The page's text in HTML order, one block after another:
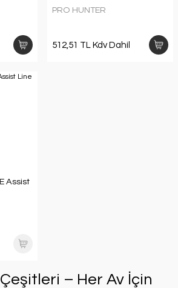
PRO HUNTER
512,51 TL Kdv Dahil
Assist
– Her Av İçin